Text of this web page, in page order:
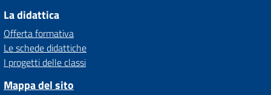
La didattica
Offerta formativa
Le schede didattiche
I progetti delle classi
Mappa del sito